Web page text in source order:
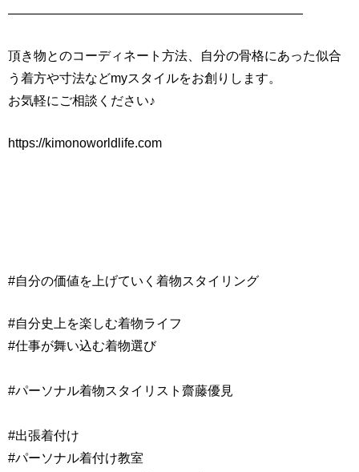
———————————————————————
頂き物とのコーディネート方法、自分の骨格にあった似合
う着方や寸法などmyスタイルをお創りします。
お気軽にご相談ください♪
https://kimonoworldlife.com
#自分の価値を上げていく着物スタイリング
#自分史上を楽しむ着物ライフ
#仕事が舞い込む着物選び
#パーソナル着物スタイリスト齋藤優見
#出張着付け
#パーソナル着付け教室